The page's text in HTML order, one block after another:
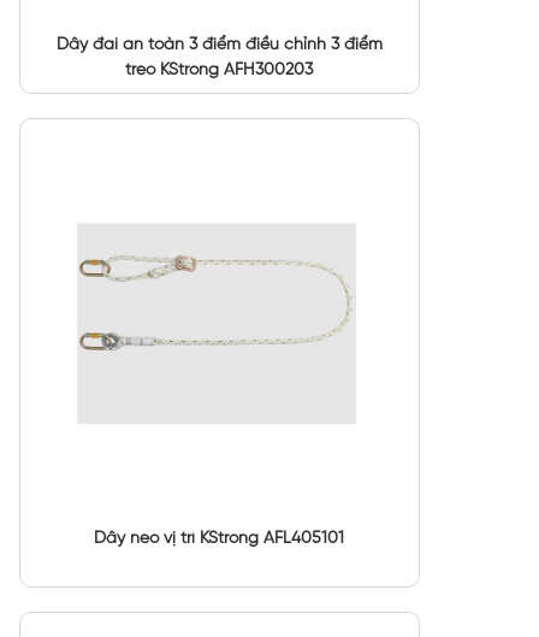
Dây đai an toàn 3 điểm điều chỉnh 3 điểm
treo KStrong AFH300203
Dây neo vị trí KStrong AFL405101